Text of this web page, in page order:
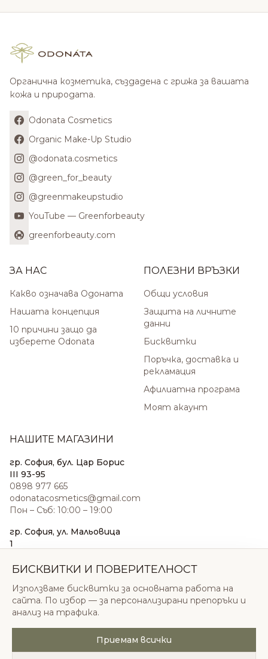
Органична козметика, създадена с грижа за вашата
кожа и природата.
Odonata Cosmetics
Organic Make-Up Studio
@odonata.cosmetics
@green_for_beauty
@greenmakeupstudio
YouTube — Greenforbeauty
greenforbeauty.com
ЗА НАС
Какво означава Одоната
Нашата концепция
10 причини защо да
изберете Odonata
ПОЛЕЗНИ ВРЪЗКИ
Общи условия
Защита на личните
данни
Бисквитки
Поръчка, доставка и
рекламация
Афилиатна програма
Моят акаунт
НАШИТЕ МАГАЗИНИ
гр. София, бул. Цар Борис
III 93-95
0898 977 665
odonatacosmetics@gmail.com
Пон – Съб: 10:00 – 19:00
гр. София, ул. Мальовица
1
sales@odonatacosmetics.com
Нед: 11:00 – 18:00
© 2026 Одоната Козметикс ООД. Всички права
запазени.
БИСКВИТКИ И ПОВЕРИТЕЛНОСТ
Използваме бисквитки за основната работа на
сайта. По избор — за персонализирани препоръки и
анализ на трафика.
Приемам всички